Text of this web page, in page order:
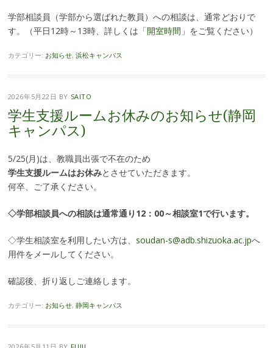
学部相談員（学部から選ばれた教員）への相談は、通常どおりで
す。（平日12時～13時、詳しくは「開室時間 」をご覧ください）
カテゴリー: お知らせ, 浜松キャンパス
2026年5月22日 BY SAITO
学生支援ルームお休みのお知らせ(静岡
キャンパス)
5/25(月)は、教職員出張で不在のため
学生支援ルームはお休みとさせていただきます。
何卒、ご了承ください。
◇学部相談員への相談は通常通り12：00～相談室1で行います。
◇学生相談室を利用したい方は、 soudan-s@adb.shizuoka.ac.jpへ
用件をメールしてください。
確認後、折り返しご連絡します。
カテゴリー: お知らせ, 静岡キャンパス